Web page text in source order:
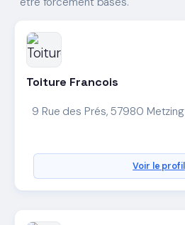
Toiture Francois
9 Rue des Prés, 57980 Metzing
Voir le profil